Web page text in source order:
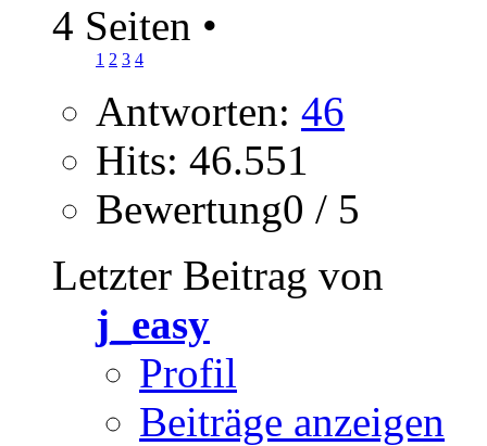
4 Seiten •
1 2 3 4
Antworten: 46
Hits: 46.551
Bewertung0 / 5
Letzter Beitrag von
j_easy
Profil
Beiträge anzeigen